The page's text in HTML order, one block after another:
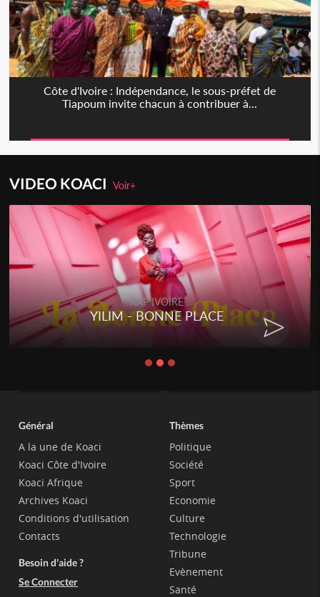
Côte d'Ivoire : Indépendance, le sous-préfet de
Tiapoum invite chacun à contribuer à...
VIDEO KOACIVoir+
RAP IVOIRE
YILIM - BONNE PLACE
Général
A la une de Koaci
Koaci Côte d'Ivoire
Koaci Afrique
Archives Koaci
Conditions d'utilisation
Contacts
Besoin d'aide ?
Se Connecter
Thèmes
Politique
Société
Sport
Economie
Culture
Technologie
Tribune
Evènement
Santé